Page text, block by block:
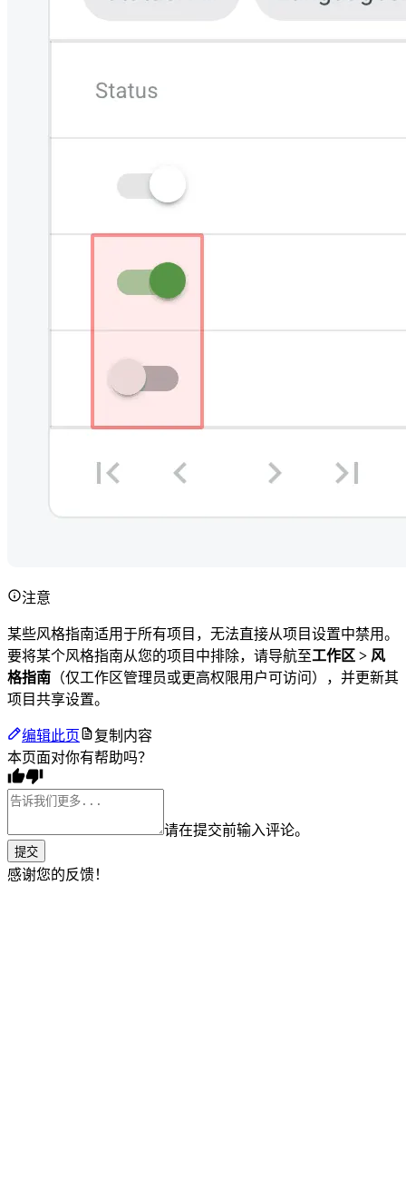
注意
某些风格指南适用于所有项目，无法直接从项目设置中禁用。
要将某个风格指南从您的项目中排除，请导航至工作区 > 风
格指南 （仅工作区管理员或更高权限用户可访问），并更新其
项目共享设置。
编辑此页
复制内容
本页面对你有帮助吗？
请在提交前输入评论。
提交
感谢您的反馈！